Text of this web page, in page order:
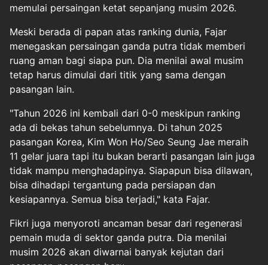
memulai persaingan ketat sepanjang musim 2026.
Meski berada di papan atas ranking dunia, Fajar
menegaskan persaingan ganda putra tidak memberi
ruang aman bagi siapa pun. Dia menilai awal musim
tetap harus dimulai dari titik yang sama dengan
pasangan lain.
"Tahun 2026 ini kembali dari 0-0 meskipun ranking
ada di bekas tahun sebelumnya. Di tahun 2025
pasangan Korea, Kim Won Ho/Seo Seung Jae meraih
11 gelar juara tapi itu bukan berarti pasangan lain juga
tidak mampu menghadapinya. Siapapun bisa dilawan,
bisa dihadapi tergantung pada persiapan dan
kesiapannya. Semua bisa terjadi," kata Fajar.
Fikri juga menyoroti ancaman besar dari regenerasi
pemain muda di sektor ganda putra. Dia menilai
musim 2026 akan diwarnai banyak kejutan dari